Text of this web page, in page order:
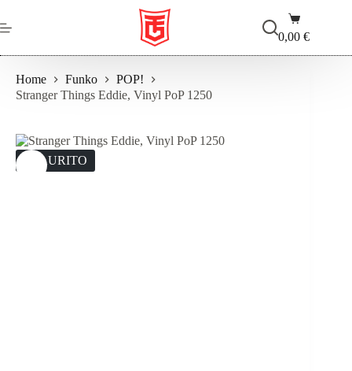
al
contenuto
Carrello
0,00€
Home Funko
POP!
Stranger Things Eddie, Vinyl PoP 1250
ESAURITO